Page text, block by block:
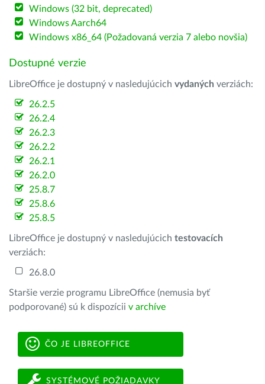
Windows (32 bit, deprecated)
Windows Aarch64
Windows x86_64 (Požadovaná verzia 7 alebo novšia)
Dostupné verzie
LibreOffice je dostupný v nasledujúcich vydaných verziách:
26.2.5
26.2.4
26.2.3
26.2.2
26.2.1
26.2.0
25.8.7
25.8.6
25.8.5
LibreOffice je dostupný v nasledujúcich testovacích
verziách:
26.8.0
Staršie verzie programu LibreOffice (nemusia byť
podporované) sú k dispozícii v archíve
ČO JE LIBREOFFICE
SYSTÉMOVÉ POŽIADAVKY